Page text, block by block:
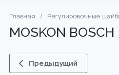
Насос форсунки Bosch
Насос форсунки Delphi Volvo
VW
DELPHI
Главная / Регулировочные
MOSKON
Предыдущий